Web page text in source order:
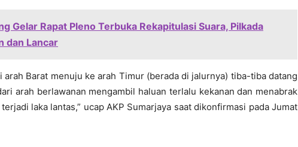
Gelar Rapat Pleno Terbuka Rekapitulasi Suara, Pilkada
dan Lancar
arah Barat menuju ke arah Timur (berada di jalurnya) tiba-tiba datang
arah berlawanan mengambil haluan terlalu kekanan dan menabrak
laka lantas,” ucap AKP Sumarjaya saat dikonfirmasi pada Jumat